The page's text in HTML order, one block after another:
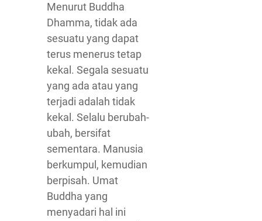
Menurut Buddha
Dhamma, tidak ada
sesuatu yang dapat
terus menerus tetap
kekal. Segala sesuatu
yang ada atau yang
terjadi adalah tidak
kekal. Selalu berubah-
ubah, bersifat
sementara. Manusia
berkumpul, kemudian
berpisah. Umat
Buddha yang
menyadari hal ini